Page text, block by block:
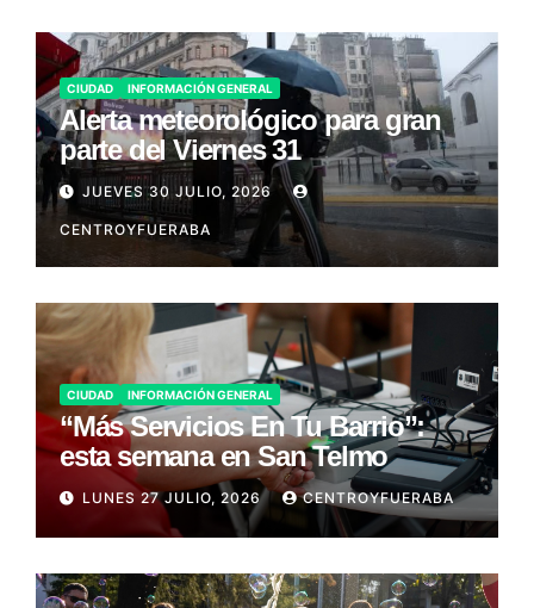
CIUDAD INFORMACIÓN GENERAL
Alerta meteorológico para gran
parte del Viernes 31
JUEVES 30 JULIO, 2026
CENTROYFUERABA
CIUDAD INFORMACIÓN GENERAL
“Más Servicios En Tu Barrio”:
esta semana en San Telmo
LUNES 27 JULIO, 2026 CENTROYFUERABA